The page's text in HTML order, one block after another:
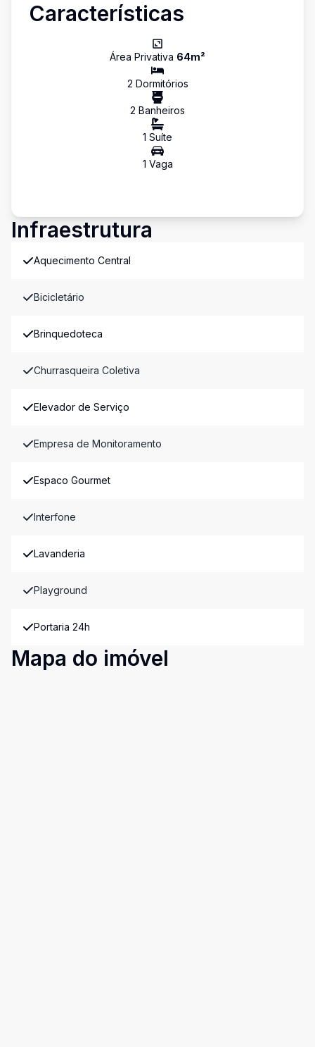
Características
Área Privativa 64m²
2 Dormitórios
2 Banheiros
1 Suíte
1 Vaga
Infraestrutura
Aquecimento Central
Bicicletário
Brinquedoteca
Churrasqueira Coletiva
Elevador de Serviço
Empresa de Monitoramento
Espaco Gourmet
Interfone
Lavanderia
Playground
Portaria 24h
Mapa do imóvel